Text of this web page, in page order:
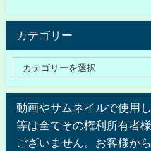
カテゴリー
動画やサムネイルで使用
等は全てその権利所有者
ございません。お客様か